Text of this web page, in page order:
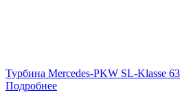
Турбина Mercedes-PKW SL-Klasse
Подробнее